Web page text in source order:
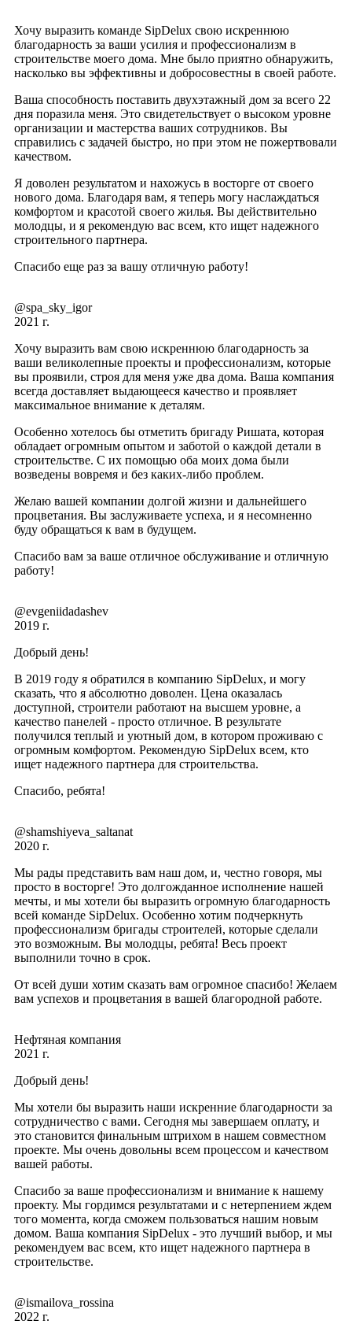
Хочу выразить команде SipDelux свою искреннюю
благодарность за ваши усилия и профессионализм в
строительстве моего дома. Мне было приятно обнаружить,
насколько вы эффективны и добросовестны в своей работе.
Ваша способность поставить двухэтажный дом за всего 22
дня поразила меня. Это свидетельствует о высоком уровне
организации и мастерства ваших сотрудников. Вы
справились с задачей быстро, но при этом не пожертвовали
качеством.
Я доволен результатом и нахожусь в восторге от своего
нового дома. Благодаря вам, я теперь могу наслаждаться
комфортом и красотой своего жилья. Вы действительно
молодцы, и я рекомендую вас всем, кто ищет надежного
строительного партнера.
Спасибо еще раз за вашу отличную работу!
@spa_sky_igor
2021 г.
Хочу выразить вам свою искреннюю благодарность за
ваши великолепные проекты и профессионализм, которые
вы проявили, строя для меня уже два дома. Ваша компания
всегда доставляет выдающееся качество и проявляет
максимальное внимание к деталям.
Особенно хотелось бы отметить бригаду Ришата, которая
обладает огромным опытом и заботой о каждой детали в
строительстве. С их помощью оба моих дома были
возведены вовремя и без каких-либо проблем.
Желаю вашей компании долгой жизни и дальнейшего
процветания. Вы заслуживаете успеха, и я несомненно
буду обращаться к вам в будущем.
Спасибо вам за ваше отличное обслуживание и отличную
работу!
@evgeniidadashev
2019 г.
Добрый день!
В 2019 году я обратился в компанию SipDelux, и могу
сказать, что я абсолютно доволен. Цена оказалась
доступной, строители работают на высшем уровне, а
качество панелей - просто отличное. В результате
получился теплый и уютный дом, в котором проживаю с
огромным комфортом. Рекомендую SipDelux всем, кто
ищет надежного партнера для строительства.
Спасибо, ребята!
@shamshiyeva_saltanat
2020 г.
Мы рады представить вам наш дом, и, честно говоря, мы
просто в восторге! Это долгожданное исполнение нашей
мечты, и мы хотели бы выразить огромную благодарность
всей команде SipDelux. Особенно хотим подчеркнуть
профессионализм бригады строителей, которые сделали
это возможным. Вы молодцы, ребята! Весь проект
выполнили точно в срок.
От всей души хотим сказать вам огромное спасибо! Желаем
вам успехов и процветания в вашей благородной работе.
Нефтяная компания
2021 г.
Добрый день!
Мы хотели бы выразить наши искренние благодарности за
сотрудничество с вами. Сегодня мы завершаем оплату, и
это становится финальным штрихом в нашем совместном
проекте. Мы очень довольны всем процессом и качеством
вашей работы.
Спасибо за ваше профессионализм и внимание к нашему
проекту. Мы гордимся результатами и с нетерпением ждем
того момента, когда сможем пользоваться нашим новым
домом. Ваша компания SipDelux - это лучший выбор, и мы
рекомендуем вас всем, кто ищет надежного партнера в
строительстве.
@ismailova_rossina
2022 г.